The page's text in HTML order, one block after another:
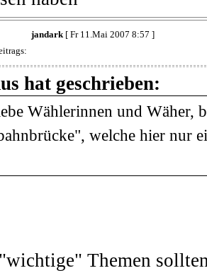
jandark[ Fr 11.Mai 2007 8:57 ]
hat geschrieben:
Wählerinnen und Wäher,
welche hier nur
Themen